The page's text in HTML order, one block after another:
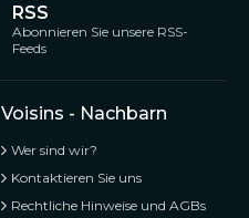
RSS
Abonnieren Sie unsere RSS-
Feeds
Voisins - Nachbarn
Wer sind wir?
Kontaktieren Sie uns
Rechtliche Hinweise und AGBs